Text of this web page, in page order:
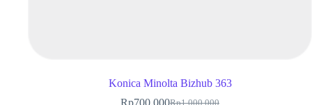
Konica Minolta Bizhub 363
Rp1.000.000